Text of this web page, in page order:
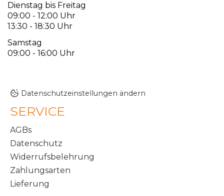
Dienstag bis Freitag
09:00 - 12:00 Uhr
13:30 - 18:30 Uhr
Samstag
09:00 - 16:00 Uhr
Datenschutzeinstellungen ändern
SERVICE
AGBs
Datenschutz
Widerrufsbelehrung
Zahlungsarten
Lieferung